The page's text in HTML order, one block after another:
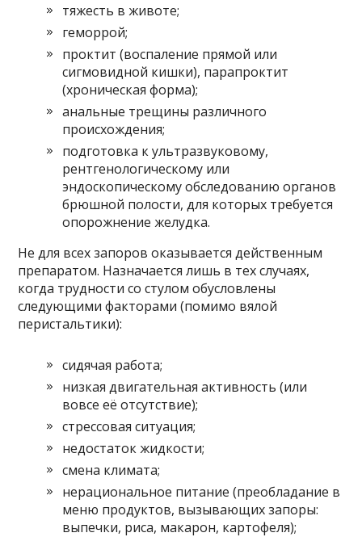
тяжесть в животе;
геморрой;
проктит (воспаление прямой или
сигмовидной кишки), парапроктит
(хроническая форма);
анальные трещины различного
происхождения;
подготовка к ультразвуковому,
рентгенологическому или
эндоскопическому обследованию органов
брюшной полости, для которых требуется
опорожнение желудка.
Не для всех запоров оказывается действенным
препаратом. Назначается лишь в тех случаях,
когда трудности со стулом обусловлены
следующими факторами (помимо вялой
перистальтики):
сидячая работа;
низкая двигательная активность (или
вовсе её отсутствие);
стрессовая ситуация;
недостаток жидкости;
смена климата;
нерациональное питание (преобладание в
меню продуктов, вызывающих запоры:
выпечки, риса, макарон, картофеля);